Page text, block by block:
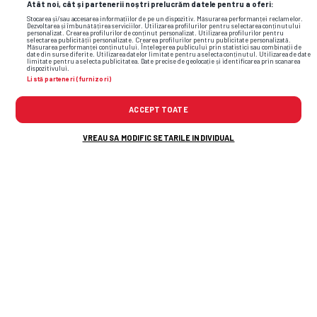
Atât noi, cât și partenerii noștri prelucrăm datele pentru a oferi:
Stocarea și/sau accesarea informațiilor de pe un dispozitiv. Măsurarea performanței reclamelor.
Dezvoltarea și îmbunătățirea serviciilor. Utilizarea profilurilor pentru selectarea conținutului
personalizat. Crearea profilurilor de conținut personalizat. Utilizarea profilurilor pentru
selectarea publicității personalizate. Crearea profilurilor pentru publicitate personalizată.
Măsurarea performanței conținutului. Înțelegerea publicului prin statistici sau combinații de
date din surse diferite. Utilizarea datelor limitate pentru a selecta conținutul. Utilizarea de date
limitate pentru a selecta publicitatea. Date precise de geolocație și identificarea prin scanarea
dispozitivului.
Listă parteneri (furnizori)
ACCEPT TOATE
VREAU SA MODIFIC SETARILE INDIVIDUAL